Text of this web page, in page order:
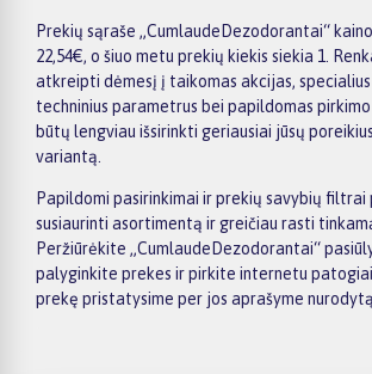
Prekių sąraše „CumlaudeDezodorantai“
22,54€, o šiuo metu prekių kiekis siekia 1.
atkreipti dėmesį į taikomas akcijas, specialius
techninius parametrus bei papildomas
būtų lengviau išsirinkti geriausiai jūsų
variantą.
Papildomi pasirinkimai ir prekių savybių
susiaurinti asortimentą ir greičiau rasti
Peržiūrėkite „CumlaudeDezodorantai“
palyginkite prekes ir pirkite internetu
prekę pristatysime per jos aprašyme